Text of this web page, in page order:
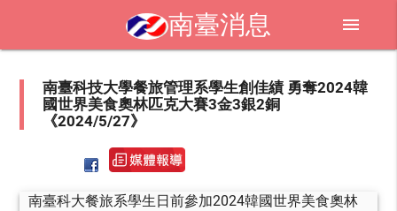
南臺消息 menu
南臺科技大學餐旅管理系學生創佳績 勇奪2024韓
國世界美食奧林匹克大賽3金3銀2銅
《2024/5/27》
南臺科大餐旅系學生日前參加2024韓國世界美食奧林